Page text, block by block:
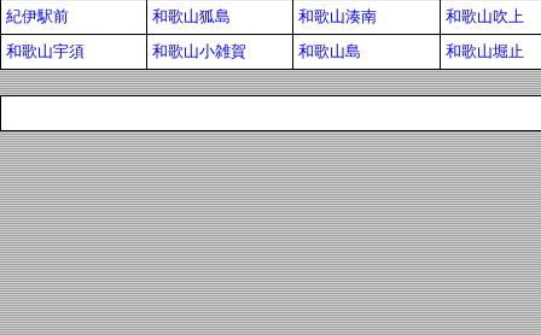
紀伊駅前
和歌山狐島 和歌山湊南
和歌山吹上
和歌山宇須
和歌山小雑賀 和歌山島 和歌山堀止